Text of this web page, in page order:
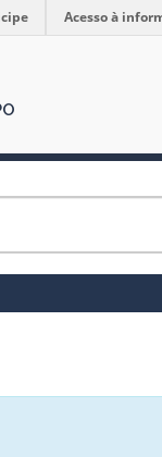
Acesso à